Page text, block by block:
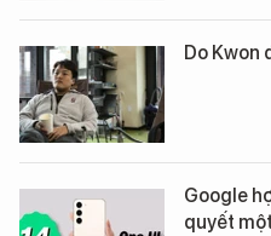
Do Kwon
Google
quyết